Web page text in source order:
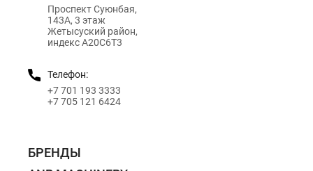
Проспект Суюнбая,
143А, 3 этаж
Жетысуский район,
индекс A20C6T3
Телефон:
+7 701 193 3333
+7 705 121 6424
БРЕНДЫ